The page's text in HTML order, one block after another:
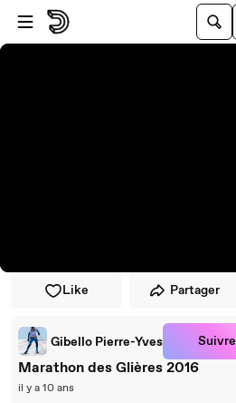
Passer au player
Passer au contenu principal
Like Partager
Gibello Pierre-Yves Suivre
Marathon des Glières 2016
il y a 10 ans